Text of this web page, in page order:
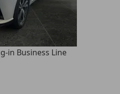
in Business Line